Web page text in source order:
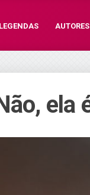
LEGENDAS AUTORES
ela